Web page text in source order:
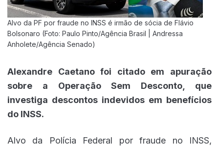
Alvo da PF por fraude no INSS é irmão de sócia de Flávio
Bolsonaro (Foto: Paulo Pinto/Agência Brasil | Andressa
Anholete/Agência Senado)
Alexandre Caetano foi citado em apuração
sobre a Operação Sem Desconto, que
investiga descontos indevidos em benefícios
do INSS.
Alvo da Polícia Federal por fraude no INSS,